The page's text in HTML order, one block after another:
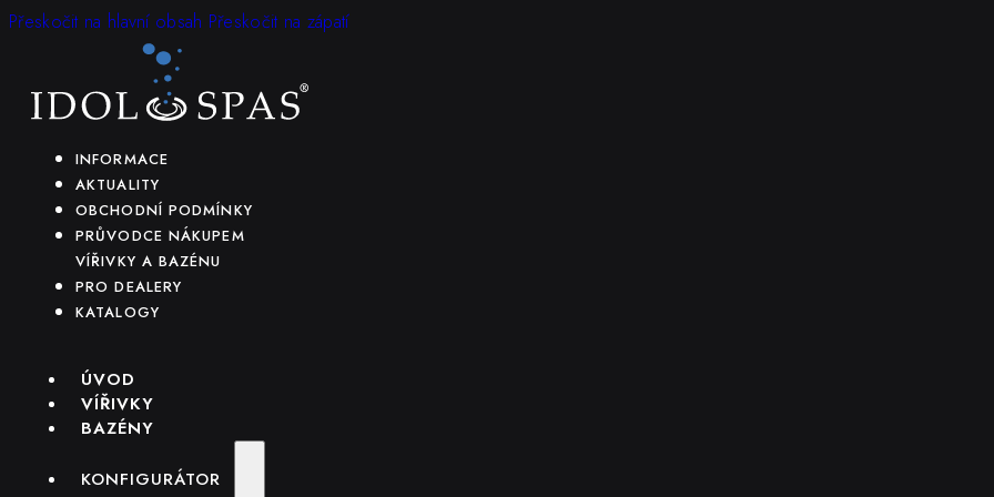
Přeskočit na hlavní obsah Přeskočit na zápatí
INFORMACE
AKTUALITY
OBCHODNÍ PODMÍNKY
PRŮVODCE NÁKUPEM
VÍŘIVKY A BAZÉNU
PRO DEALERY
KATALOGY
ÚVOD
VÍŘIVKY
BAZÉNY
KONFIGURÁTOR